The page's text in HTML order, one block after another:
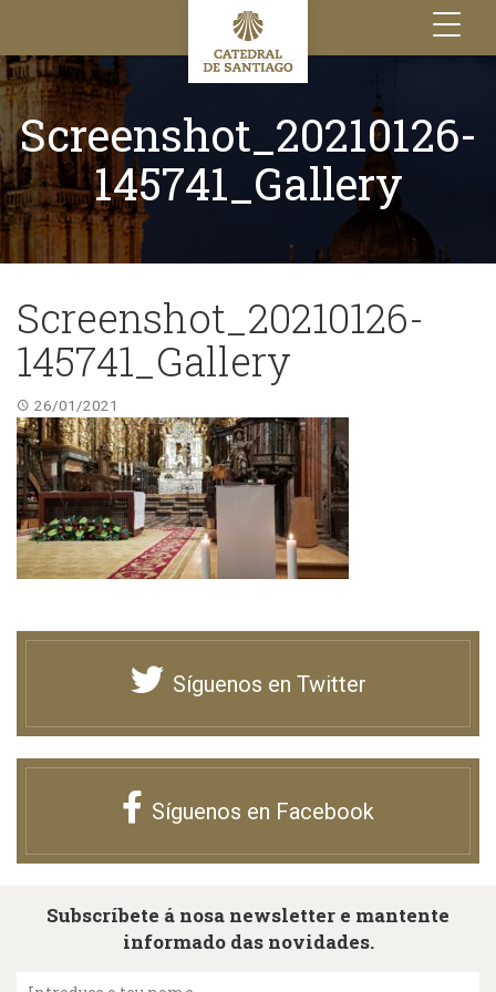
Toggle
navigation
Screenshot_20210126-
145741_Gallery
Screenshot_20210126-
145741_Gallery
26/01/2021
Síguenos en Twitter
Síguenos en Facebook
Subscríbete á nosa newsletter e mantente
informado das novidades.